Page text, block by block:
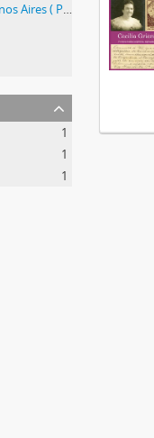
Haciendas -- Argentina-- Buenos Aires ( Province) -- Photographs.
1
1
1